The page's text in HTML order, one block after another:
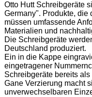
Otto Hutt Schreibgeräte
Germany". Produkte, die
müssen umfassende
Materialien und
Die Schreibgeräte
Deutschland produziert.
Ein in die Kappe
eingetragener
Schreibgeräte bereits
Gane Verzierung macht
unverwechselbaren